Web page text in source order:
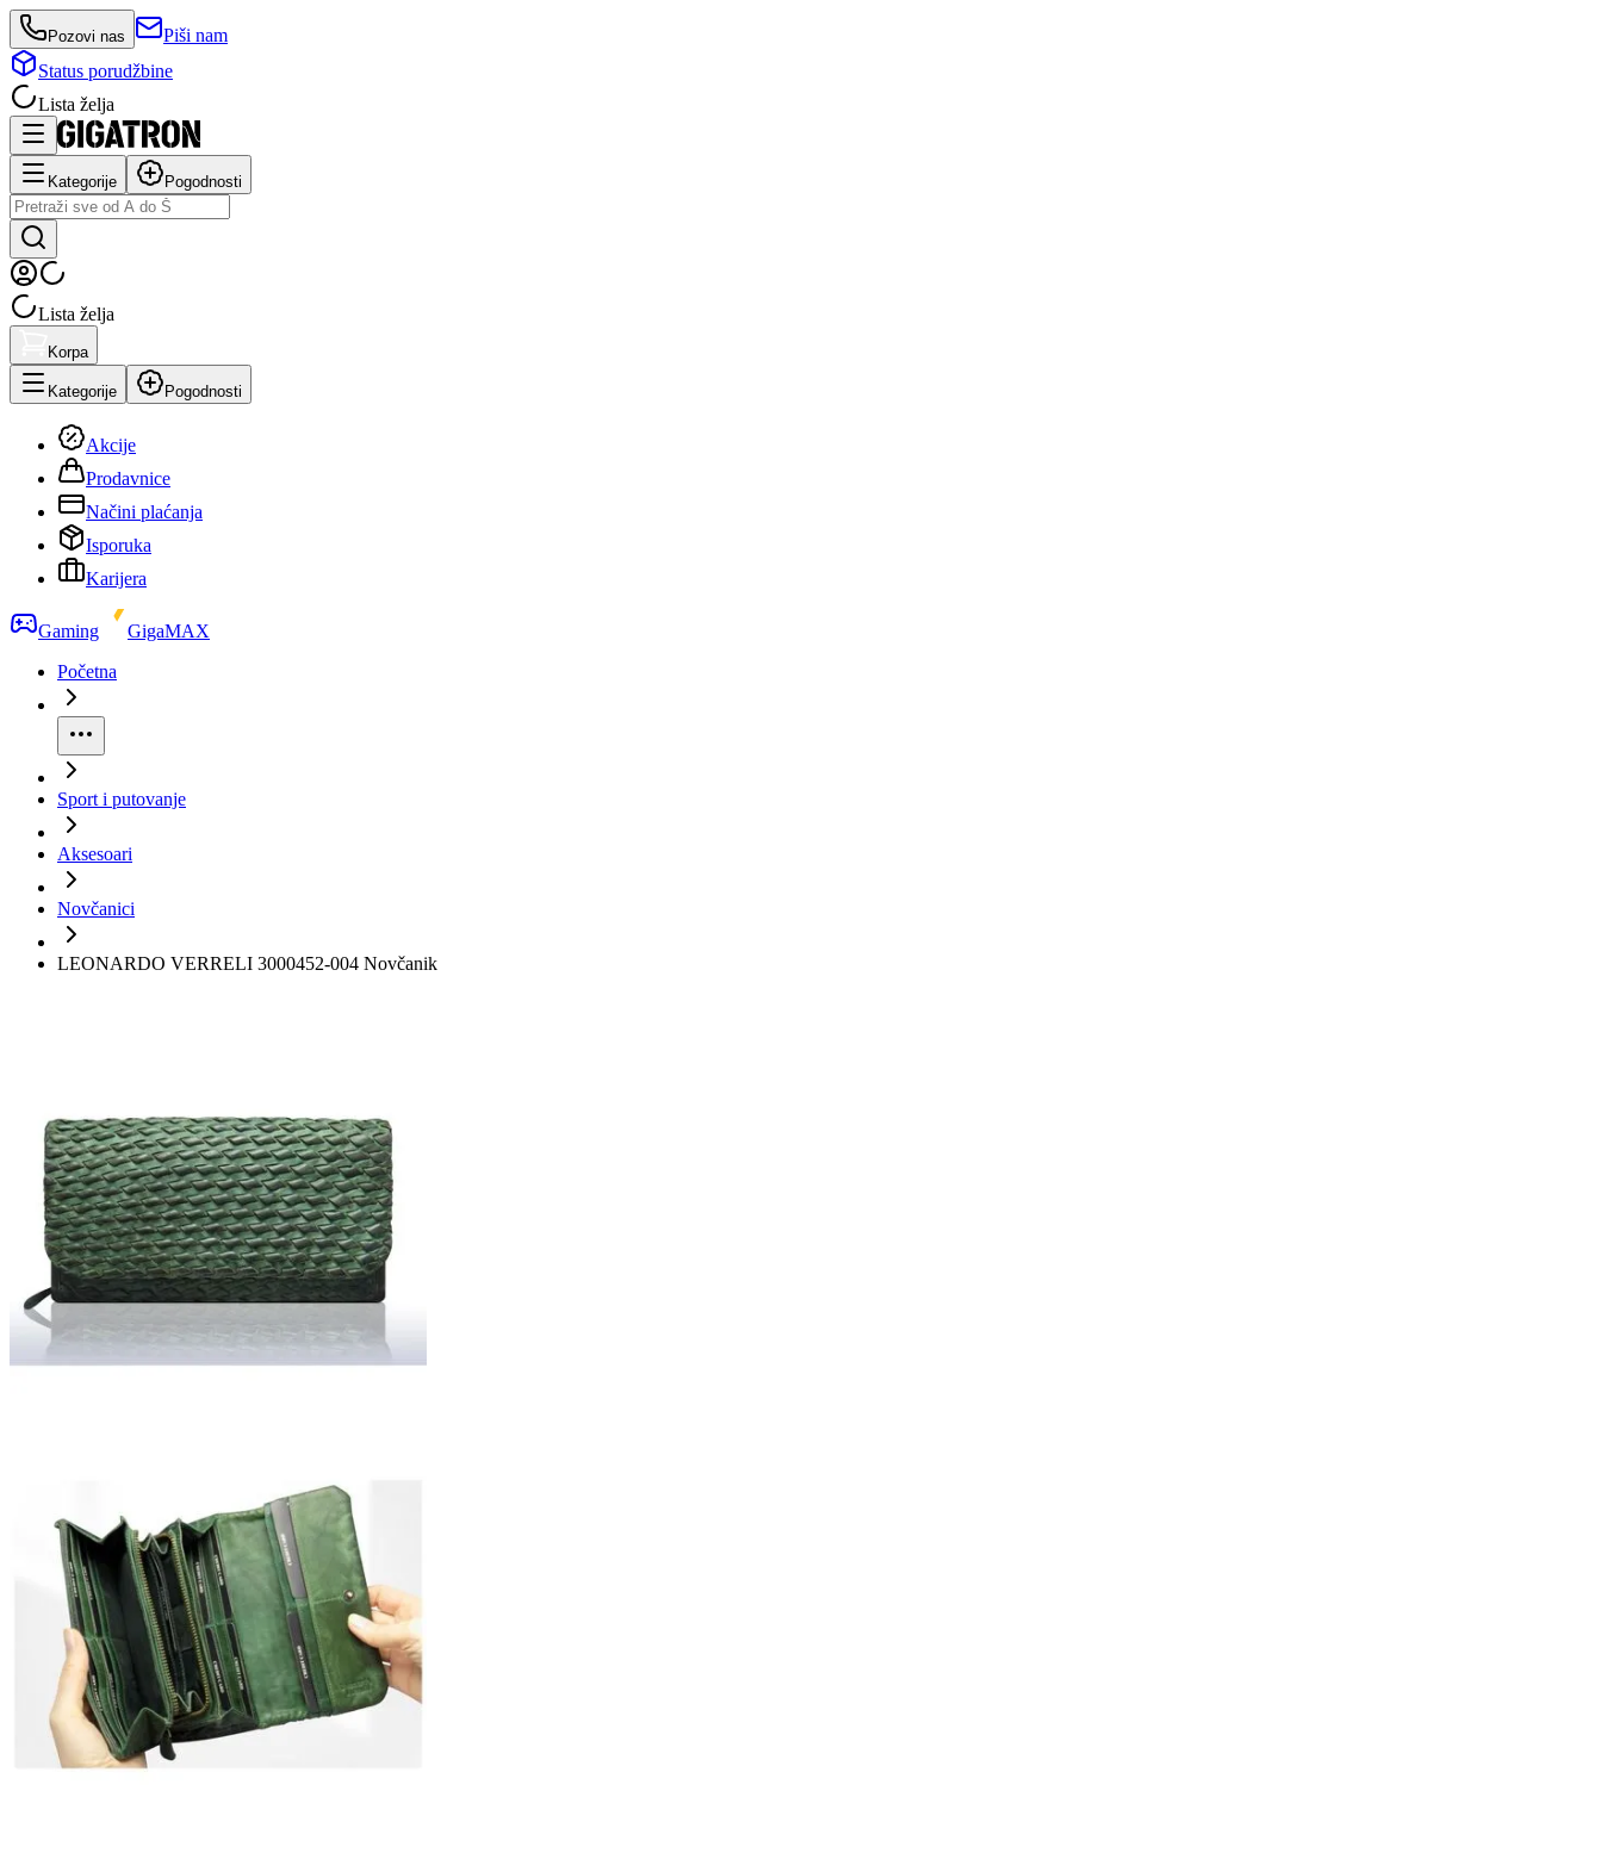
Pozovi nas
Piši nam
Status porudžbine
Lista želja
Kategorije Pogodnosti
Lista želja
Korpa
Kategorije Pogodnosti
Akcije
Prodavnice
Načini plaćanja
Isporuka
Karijera
Gaming
GigaMAX
Početna
Sport i putovanje
Aksesoari
Novčanici
LEONARDO VERRELI 3000452-004 Novčanik